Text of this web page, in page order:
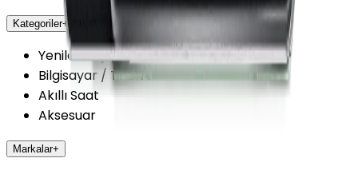
Kategoriler+
Yenilenmiş Cep Telefonu
Bilgisayar / Tablet
Akıllı Saat
Aksesuar
Markalar+